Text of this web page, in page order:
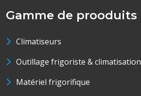
Gamme de prooduits
Climatiseurs
Outillage frigoriste & climatisation
Matériel frigorifique